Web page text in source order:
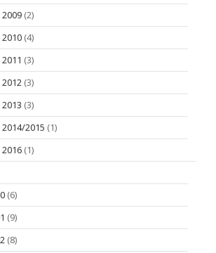
(2)
(4)
(3)
(3)
(3)
2015 (1)
(1)
(6)
(9)
(8)